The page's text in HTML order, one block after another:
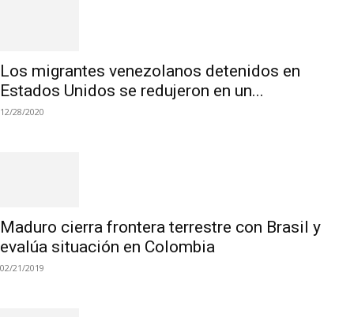
Los migrantes venezolanos detenidos en
Estados Unidos se redujeron en un...
12/28/2020
Maduro cierra frontera terrestre con Brasil y
evalúa situación en Colombia
02/21/2019